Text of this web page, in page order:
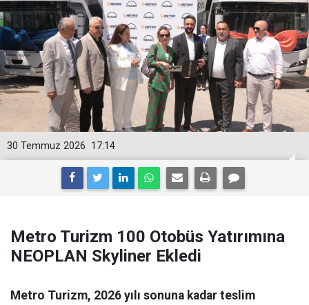
17:14
30 Temmuz 2026
Metro Turizm 100 Otobüs Yatırımına
NEOPLAN Skyliner Ekledi
Metro Turizm, 2026 yılı sonuna kadar teslim